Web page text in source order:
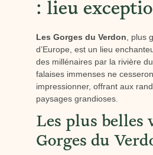
: lieu
Les Gorges du Verdon , plus
d’Europe, est un lieu
des millénaires par la rivière
falaises immenses ne
impressionner, offrant aux
paysages grandioses.
Les plus belles
Gorges du